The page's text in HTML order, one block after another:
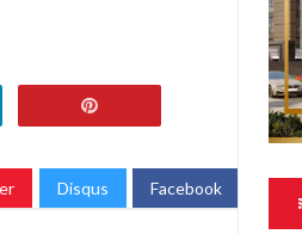
Disqus Facebook